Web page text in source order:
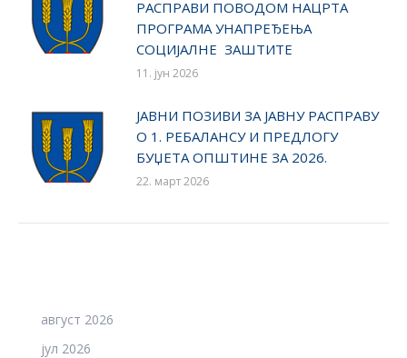
РАСПРАВИ ПОВОДОМ НАЦРТА
ПРОГРАМА УНАПРЕЂЕЊА
СОЦИЈАЛНЕ ЗАШТИТЕ
11. јун 2026
ЈАВНИ ПОЗИВИ ЗА ЈАВНУ РАСПРАВУ
О 1. РЕБАЛАНСУ И ПРЕДЛОГУ
БУЏЕТА ОПШТИНЕ ЗА 2026.
22. март 2026
август 2026
јул 2026